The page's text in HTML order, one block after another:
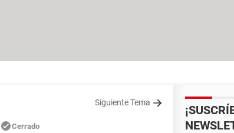
Siguiente Tema
Cerrado